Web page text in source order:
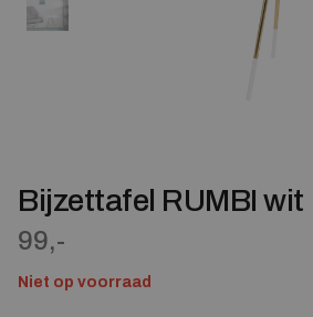
Bijzettafel RUMBI wit
99,-
Niet op voorraad